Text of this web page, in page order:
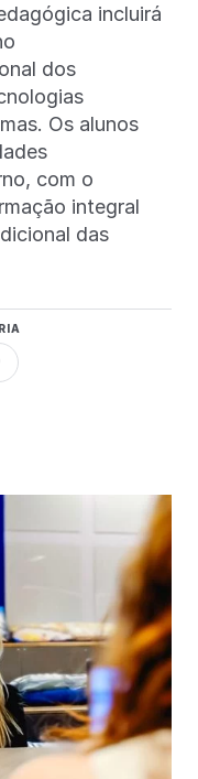
incluirá
dos
Os alunos
com o
integral
das